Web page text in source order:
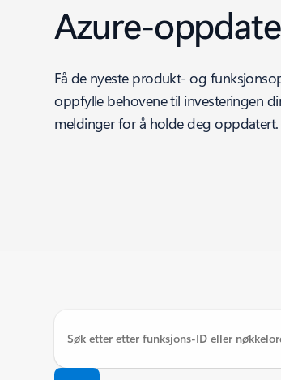
Azure-
Få de nyeste produkt- og
oppfylle behovene til investeringen
meldinger for å holde deg oppdatert.